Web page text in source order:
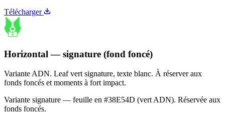
Télécharger
Horizontal — signature (fond foncé)
Variante ADN. Leaf vert signature, texte blanc. À réserver aux
fonds foncés et moments à fort impact.
Variante signature — feuille en #38E54D (vert ADN). Réservée aux
fonds foncés.